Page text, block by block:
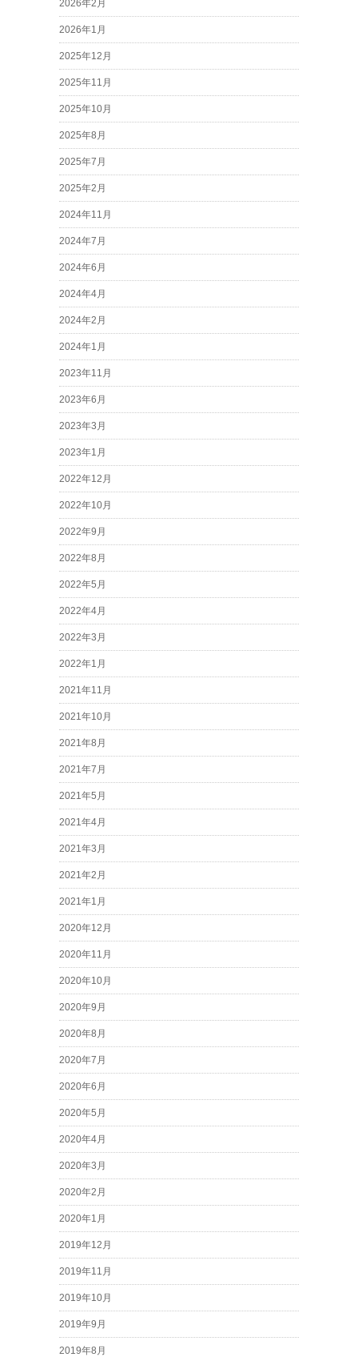
2026年2月
2026年1月
2025年12月
2025年11月
2025年10月
2025年8月
2025年7月
2025年2月
2024年11月
2024年7月
2024年6月
2024年4月
2024年2月
2024年1月
2023年11月
2023年6月
2023年3月
2023年1月
2022年12月
2022年10月
2022年9月
2022年8月
2022年5月
2022年4月
2022年3月
2022年1月
2021年11月
2021年10月
2021年8月
2021年7月
2021年5月
2021年4月
2021年3月
2021年2月
2021年1月
2020年12月
2020年11月
2020年10月
2020年9月
2020年8月
2020年7月
2020年6月
2020年5月
2020年4月
2020年3月
2020年2月
2020年1月
2019年12月
2019年11月
2019年10月
2019年9月
2019年8月